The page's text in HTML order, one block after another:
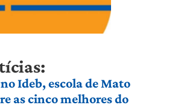
Ideb, escola de Mato
as cinco melhores do